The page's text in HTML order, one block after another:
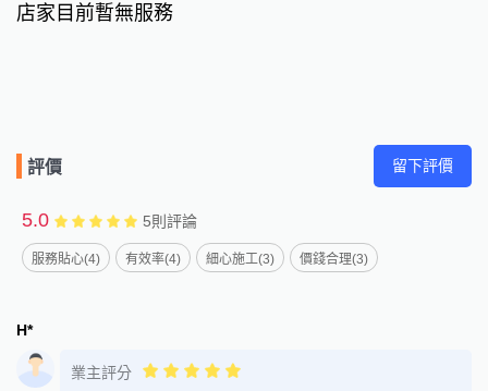
店家目前暫無服務
評價 留下評價
5.0 5則評論
服務貼心(4) 有效率(4) 細心施工(3) 價錢合理(3)
H*
業主評分